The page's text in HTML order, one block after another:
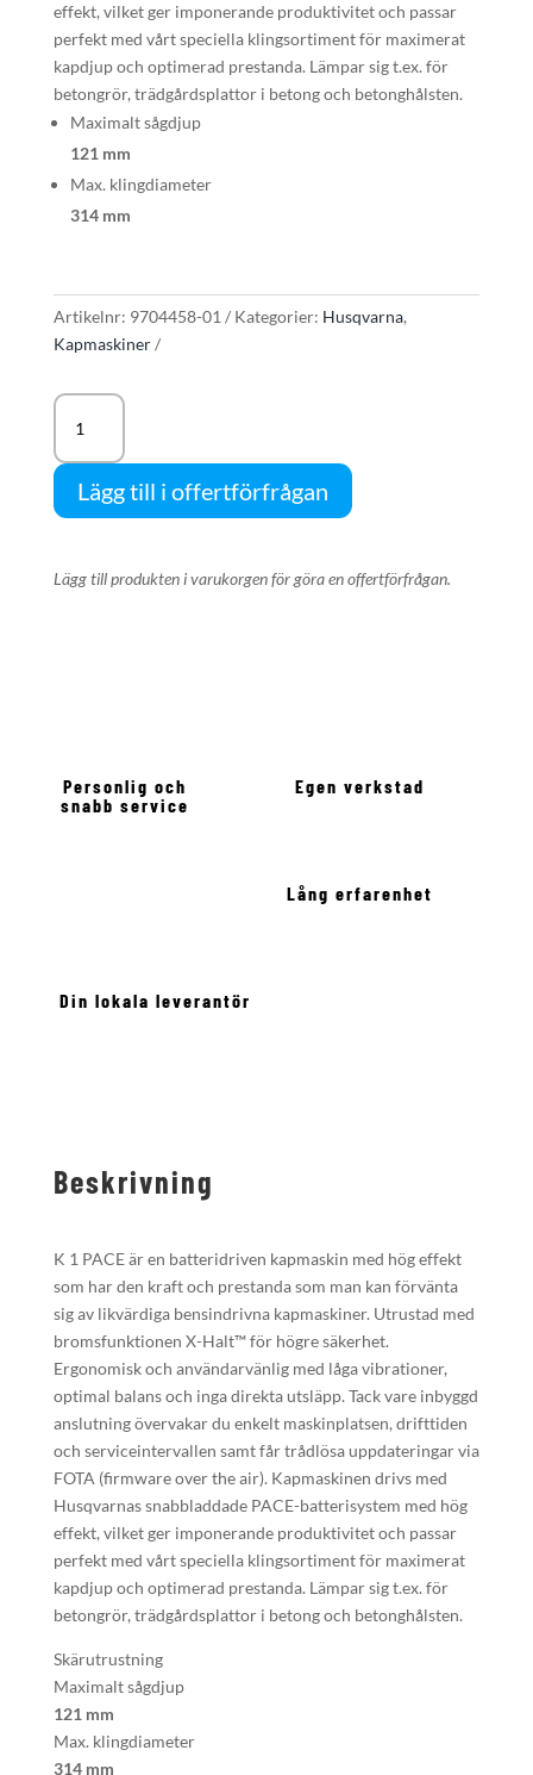
effekt, vilket ger imponerande produktivitet och passar
perfekt med vårt speciella klingsortiment för maximerat
kapdjup och optimerad prestanda. Lämpar sig t.ex. för
betongrör, trädgårdsplattor i betong och betonghålsten.
Maximalt sågdjup
121 mm
Max. klingdiameter
314 mm
Artikelnr: 9704458-01 Kategorier: Husqvarna,
Kapmaskiner
Husqvarna
PACE
/
mängd
Lägg till i offertförfrågan
Lägg till produkten i varukorgen för göra en offertförfrågan.
Personlig och
snabb service
Egen verkstad
Lång erfarenhet
Din lokala leverantör
Beskrivning
K 1 PACE är en batteridriven kapmaskin med hög effekt
som har den kraft och prestanda som man kan förvänta
sig av likvärdiga bensindrivna kapmaskiner. Utrustad med
bromsfunktionen X-Halt™ för högre säkerhet.
Ergonomisk och användarvänlig med låga vibrationer,
optimal balans och inga direkta utsläpp. Tack vare inbyggd
anslutning övervakar du enkelt maskinplatsen, drifttiden
och serviceintervallen samt får trådlösa uppdateringar via
FOTA (firmware over the air). Kapmaskinen drivs med
Husqvarnas snabbladdade PACE-batterisystem med hög
effekt, vilket ger imponerande produktivitet och passar
perfekt med vårt speciella klingsortiment för maximerat
kapdjup och optimerad prestanda. Lämpar sig t.ex. för
betongrör, trädgårdsplattor i betong och betonghålsten.
Skärutrustning
Maximalt sågdjup
121 mm
Max. klingdiameter
314 mm